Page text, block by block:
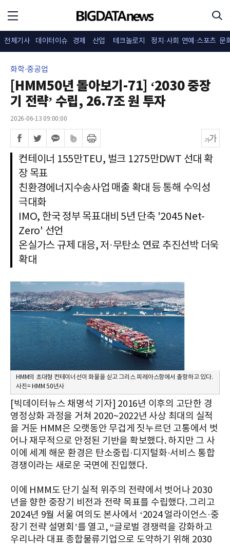
전체기사 데이터이슈 경제 산업 테크놀로지 정치·사회 연예·스포츠 문
화학·중공업
[HMM50년 돌아보기-71] ‘2030 중장
기 전략’ 수립, 26.7조 원 투자
2026-06-13 09:00:00
컨테이너 155만TEU, 벌크 1275만DWT 선대 확
장 목표
친환경에너지수송사업 매출 확대 등 통해 수익성
극대화
IMO, 한국 정부 목표대비 5년 단축 '2045 Net-
Zero' 선언
온실가스 규제 대응, 저·무탄소 연료 추진선박 더욱
확대
HMM의 초대형 컨테이너선이 화물을 싣고 그리스 피레아스항에서 출항하고 있다.
사진= HMM 50년사
[빅데이터뉴스 채명석 기자] 2016년 이후의 고단한 경
영정상화 과정을 거쳐 2020~2022년 사상 최대의 실적
을 거둔 HMM은 오랫동안 무겁게 짓누르던 고통에서 벗
어나 재무적으로 안정된 기반을 확보했다. 하지만 그 사
이에 세계 해운 환경은 탄소중립·디지털화·서비스 통합
경쟁이라는 새로운 국면에 진입했다.
이에 HMM도 단기 실적 위주의 전략에서 벗어나 2030
년을 향한 중장기 비전과 전략 목표를 수립했다. 그리고
2024년 9월 서울 여의도 본사에서 ‘2024 얼라이언스·중
장기 전략 설명회’를 열고, “글로벌 경쟁력을 강화하고
우리나라 대표 종합물류기업으로 도약하기 위해 2030